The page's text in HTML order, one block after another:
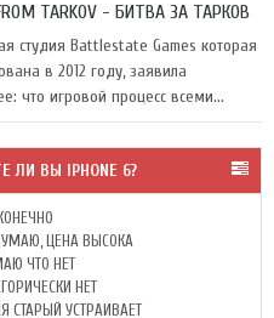
TARKOV - БИТВА ЗА ТАРКОВ
студия Battlestate Games которая
в 2012 году, заявила
что игровой процесс всеми...
ЛИ ВЫ IPHONE 6?
ЦЕНА ВЫСОКА
ЧТО НЕТ
НЕТ
СТАРЫЙ УСТРАИВАЕТ